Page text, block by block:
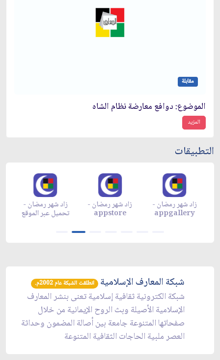
مقابلة
الموضوع: دوافع معارضة نظام الشاه‏
المزيد
التطبيقات
زاد شهر رمضان -
تحميل عبر الموقع
زاد شهر رمضان -
appstore
زاد شهر رمضان -
appgallery
شبكة المعارف الإسلامية انطلقت الشبكة عام 2002م.
شبكة الكترونية ثقافية إسلامية تعنى بنشر المعارف
الإسلامية الأصيلة وبث الروح الإيمانية من خلال
صفحاتها المتنوعة جامعة بين أصالة المضمون وحداثة
العصر ملبية الحاجات الثقافية المتنوعة